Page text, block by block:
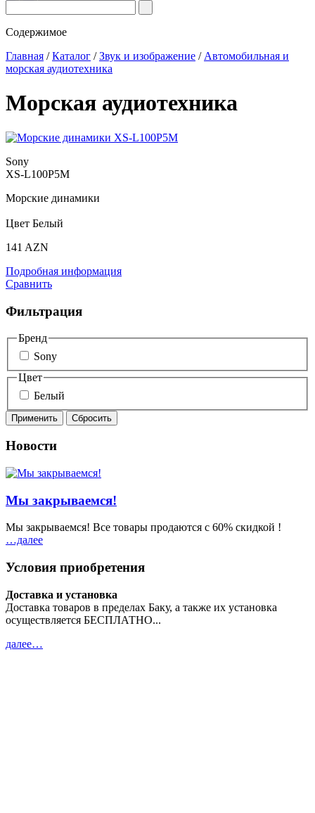
Содержимое
Главная /Каталог /Звук и изображение / Автомобильная и
морская аудиотехника
Морская аудиотехника
Sony
XS-L100P5M
Морские динамики
Цвет Белый
141 AZN
Подробная информация
Сравнить
Фильтрация
Бренд
Sony
Цвет
Белый
Новости
Мы закрываемся!
Мы закрываемся! Все товары продаются с 60% скидкой !
…далeе
Условия приобретения
Доставка и установка
Доставка товаров в пределах Баку, а также их установка
осуществляется БЕСПЛАТНО...
далeе…